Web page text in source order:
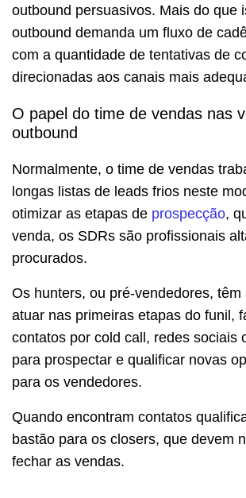
outbound persuasivos. Mais do que
outbound demanda um fluxo de
com a quantidade de tentativas de
direcionadas aos canais mais
O papel do time de vendas nas
outbound
Normalmente, o time de vendas
longas listas de leads frios neste
otimizar as etapas de prospecção,
venda, os SDRs são profissionais
procurados.
Os hunters, ou pré-vendedores, têm
atuar nas primeiras etapas do funil,
contatos por cold call, redes sociais
para prospectar e qualificar novas
para os vendedores.
Quando encontram contatos
bastão para os closers, que devem
fechar as vendas.